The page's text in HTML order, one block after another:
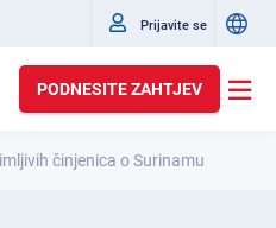
Prijavite se
PODNESITE ZAHTJEV
činjenica o Surinamu